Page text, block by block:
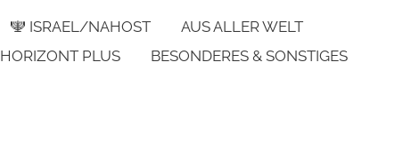
🕎 ISRAEL/NAHOST
AUS ALLER WELT
HORIZONT PLUS
BESONDERES & SONSTIGES